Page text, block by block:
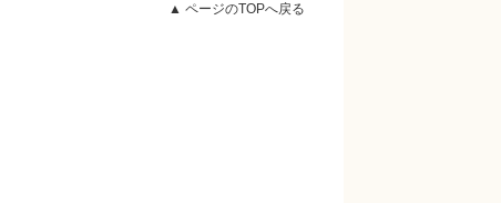
▲ ページのTOPへ戻る